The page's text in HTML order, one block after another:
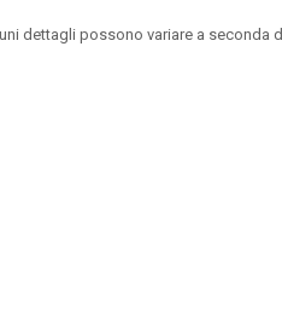
dettagli possono variare a seconda